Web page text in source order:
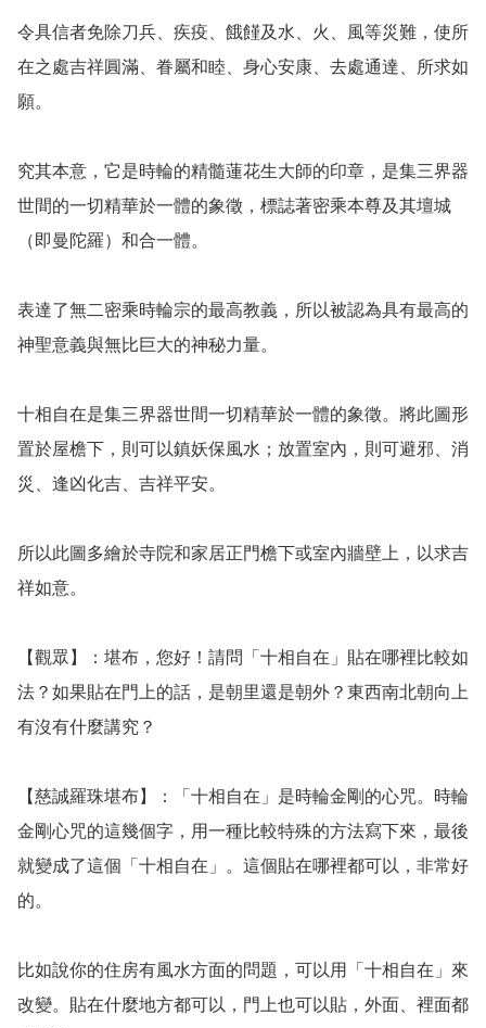
令具信者免除刀兵、疾疫、餓饉及水、火、風等災難，使所
在之處吉祥圓滿、眷屬和睦、身心安康、去處通達、所求如
願。
究其本意，它是時輪的精髓蓮花生大師的印章，是集三界器
世間的一切精華於一體的象徵，標誌著密乘本尊及其壇城
（即曼陀羅）和合一體。
表達了無二密乘時輪宗的最高教義，所以被認為具有最高的
神聖意義與無比巨大的神秘力量。
十相自在是集三界器世間一切精華於一體的象徵。將此圖形
置於屋檐下，則可以鎮妖保風水；放置室內，則可避邪、消
災、逢凶化吉、吉祥平安。
所以此圖多繪於寺院和家居正門檐下或室內牆壁上，以求吉
祥如意。
【觀眾】：堪布，您好！請問「十相自在」貼在哪裡比較如
法？如果貼在門上的話，是朝里還是朝外？東西南北朝向上
有沒有什麼講究？
【慈誠羅珠堪布】：「十相自在」是時輪金剛的心咒。時輪
金剛心咒的這幾個字，用一種比較特殊的方法寫下來，最後
就變成了這個「十相自在」。這個貼在哪裡都可以，非常好
的。
比如說你的住房有風水方面的問題，可以用「十相自在」來
改變。貼在什麼地方都可以，門上也可以貼，外面、裡面都